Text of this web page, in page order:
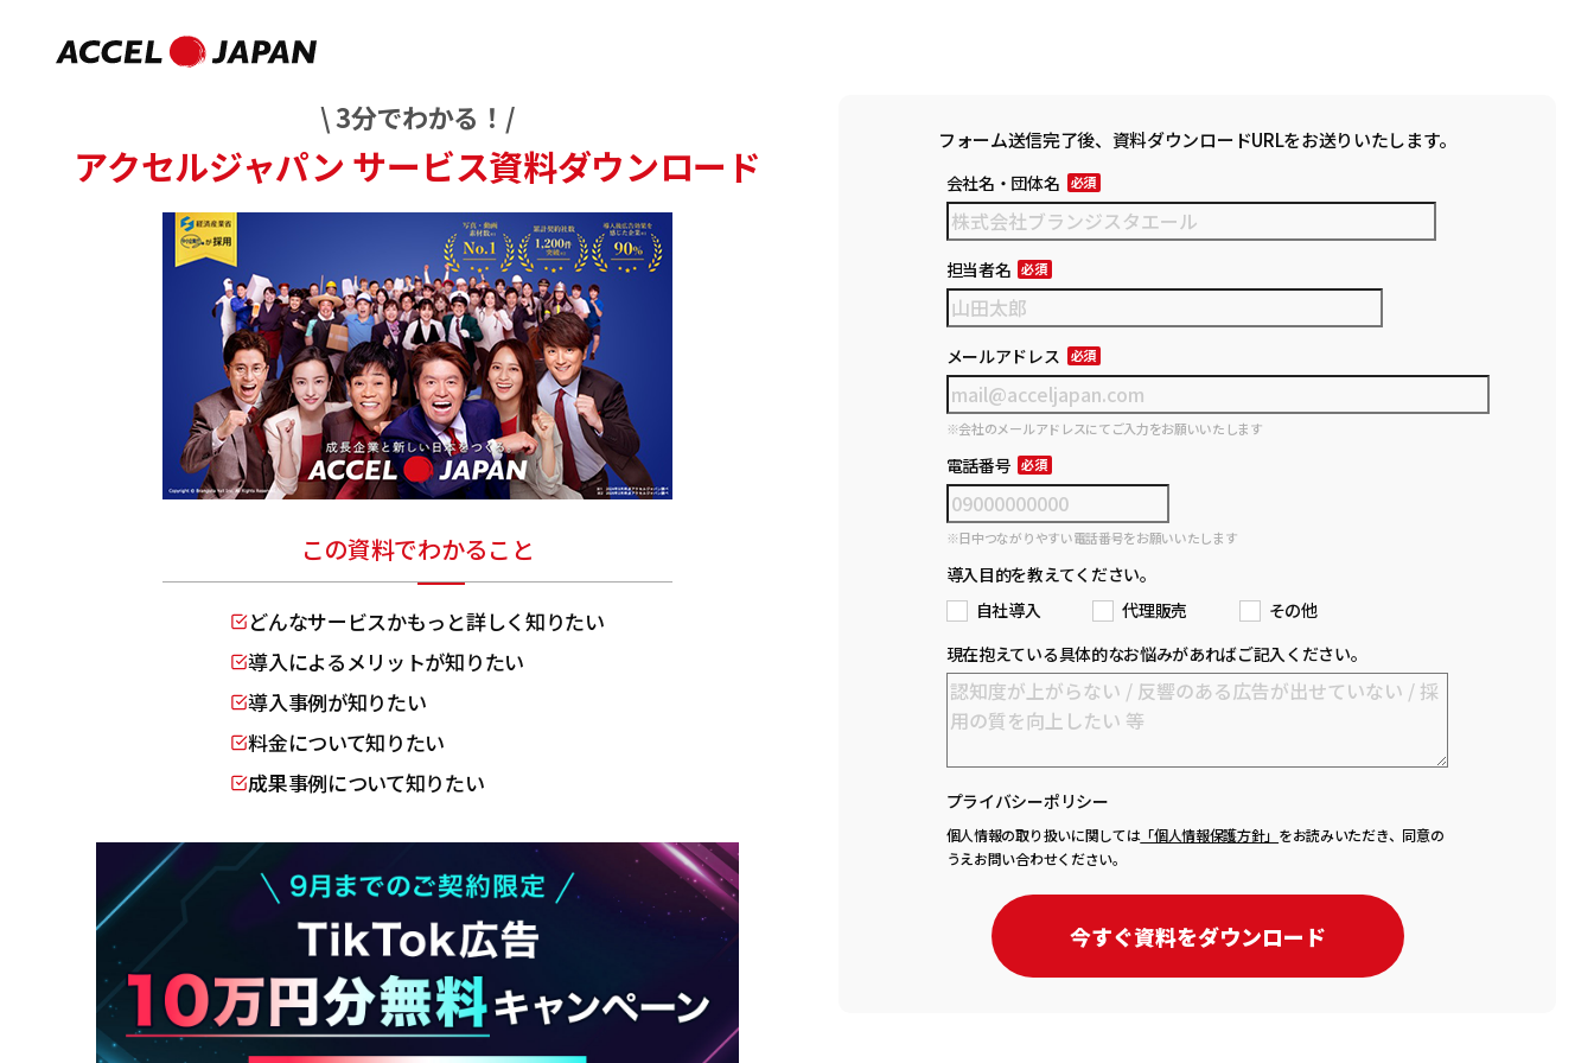
\ 3分でわかる！/
アクセルジャパンサービス資料ダウンロード
この資料でわかること
どんなサービスかもっと詳しく知りたい
導入によるメリットが知りたい
導入事例が知りたい
料金について知りたい
成果事例について知りたい
フォーム送信完了後、資料ダウンロードURLをお送りいたします。
会社名・団体名
担当者名
メールアドレス
※会社のメールアドレスにてご入力をお願いいたします
電話番号
※日中つながりやすい電話番号をお願いいたします
導入目的を教えてください。
自社導入
代理販売
その他
現在抱えている具体的なお悩みがあればご記入ください。
プライバシーポリシー
個人情報の取り扱いに関しては「個人情報保護方針」 をお読みいただき、同意の
うえお問い合わせください。